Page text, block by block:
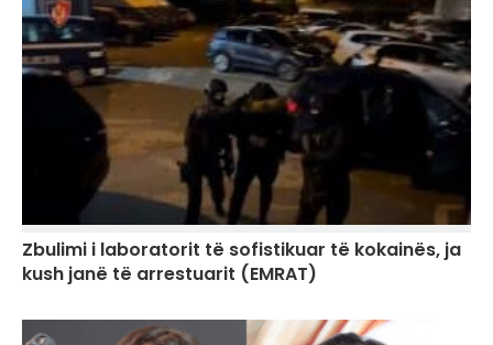
Zbulimi i laboratorit të sofistikuar të kokainës, ja
kush janë të arrestuarit (EMRAT)